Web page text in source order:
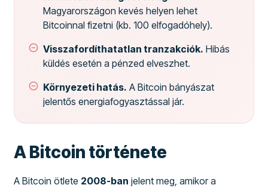
Magyarországon kevés helyen lehet
Bitcoinnal fizetni (kb. 100 elfogadóhely).
Visszafordíthatatlan tranzakciók. Hibás
küldés esetén a pénzed elveszhet.
Környezeti hatás. A Bitcoin bányászat
jelentős energiafogyasztással jár.
A Bitcoin története
A Bitcoin ötlete 2008-ban jelent meg, amikor a